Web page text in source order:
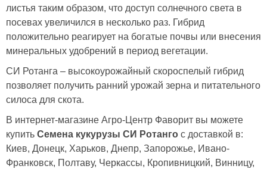
листья таким образом, что доступ солнечного света в
посевах увеличился в несколько раз. Гибрид
положительно реагирует на богатые почвы или внесения
минеральных удобрений в период вегетации.
СИ Ротанга – высокоурожайный скороспелый гибрид
позволяет получить ранний урожай зерна и питательного
силоса для скота.
В интернет-магазине Агро-Центр Фаворит вы можете
купить Семена кукурузы СИ Ротанго с доставкой в:
Киев, Донецк, Харьков, Днепр, Запорожье, Ивано-
Франковск, Полтаву, Черкассы, Кропивницкий, Винницу,